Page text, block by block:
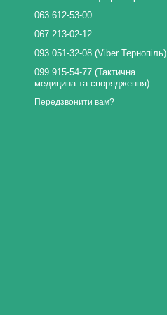
063 612-53-00
067 213-02-12
093 051-32-08 (Viber Тернопіль)
099 915-54-77 (Тактична
медицина та спорядження)
Передзвонити вам?